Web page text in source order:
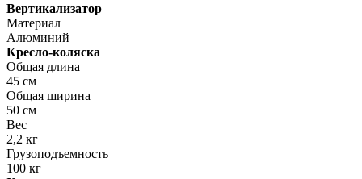
Вертикализатор
Материал
Алюминий
Кресло-коляска
Общая длина
45 см
Общая ширина
50 см
Вес
2,2 кг
Грузоподъемность
100 кг